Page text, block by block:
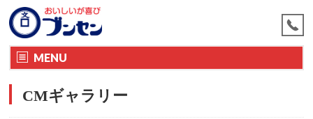
MENU
CMギャラリー